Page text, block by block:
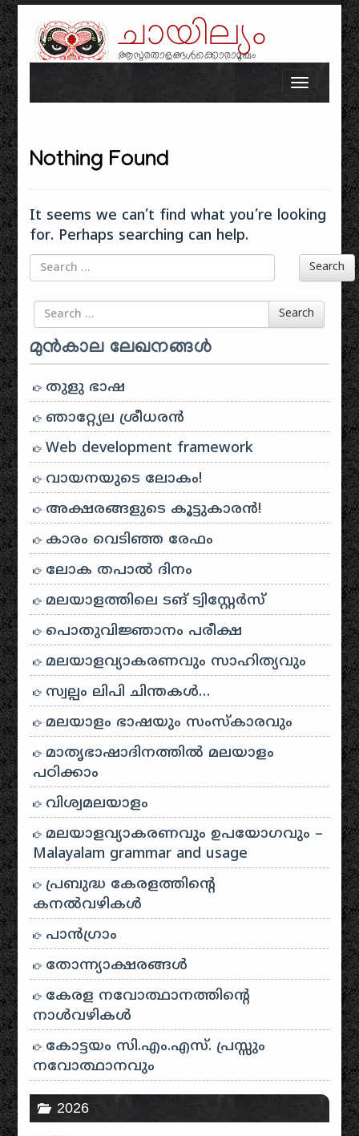
ചായില്യം
ആസുരതാളങ്ങൾക്കൊരാമുഖം
Skip to content
Toggle
Nothing Found
It seems we can’t find what you’re looking
for. Perhaps searching can help.
Search
Search for Search
മുൻകാല ലേഖനങ്ങൾ
തുളു ഭാഷ
ഞാറ്റ്യേല ശ്രീധരൻ
Web development framework
വായനയുടെ ലോകം!
അക്ഷരങ്ങളുടെ കൂട്ടുകാരൻ!
കാരം വെടിഞ്ഞ രേഫം
ലോക തപാൽ ദിനം
മലയാളത്തിലെ ടങ് ട്വിസ്റ്റേർസ്
പൊതുവിജ്ഞാനം പരീക്ഷ
മലയാളവ്യാകരണവും സാഹിത്യവും
സ്വല്പം ലിപി ചിന്തകൾ…
മലയാളം ഭാഷയും സംസ്കാരവും
മാതൃഭാഷാദിനത്തിൽ മലയാളം
പഠിക്കാം
വിശ്വമലയാളം
മലയാളവ്യാകരണവും ഉപയോഗവും –
Malayalam grammar and usage
പ്രബുദ്ധ കേരളത്തിന്റെ
കനൽവഴികൾ
പാന്‍ഗ്രാം
തോന്ന്യാക്ഷരങ്ങള്‍
കേരള നവോത്ഥാനത്തിന്റെ
നാൾവഴികൾ
കോട്ടയം സി.എം.എസ്. പ്രസ്സും
നവോത്ഥാനവും
2026